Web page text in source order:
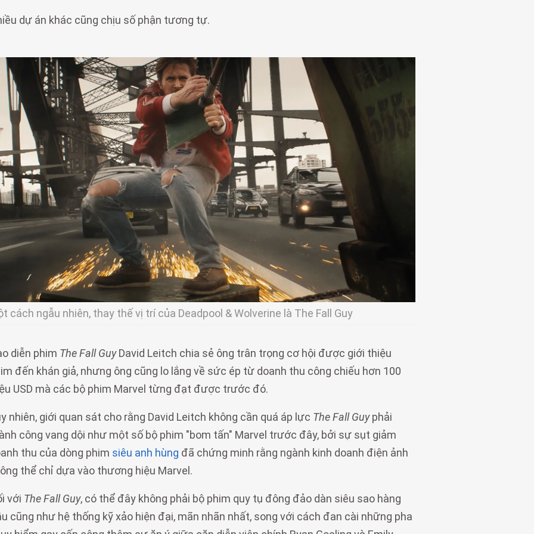
dự án khác cũng chịu số phận tương tự.
cách ngẫu nhiên, thay thế vị trí của Deadpool & Wolverine là The Fall Guy
diễn phim The Fall GuyDavid Leitch chia sẻ ông trân trọng cơ hội được giới thiệu
đến khán giả, nhưng ông cũng lo lắng về sức ép từ doanh thu công chiếu hơn 100
USD mà các bộ phim Marvel từng đạt được trước đó.
nhiên, giới quan sát cho rằng David Leitch không cần quá áp lực The Fall Guyphải
công vang dội như một số bộ phim "bom tấn" Marvel trước đây, bởi sự sụt giảm
thu của dòng phim siêu anh hùng đã chứng minh rằng ngành kinh doanh điện ảnh
thể chỉ dựa vào thương hiệu Marvel.
với The Fall Guy, có thể đây không phải bộ phim quy tụ đông đảo dàn siêu sao hàng
cũng như hệ thống kỹ xảo hiện đại, mãn nhãn nhất, song với cách đan cài những pha